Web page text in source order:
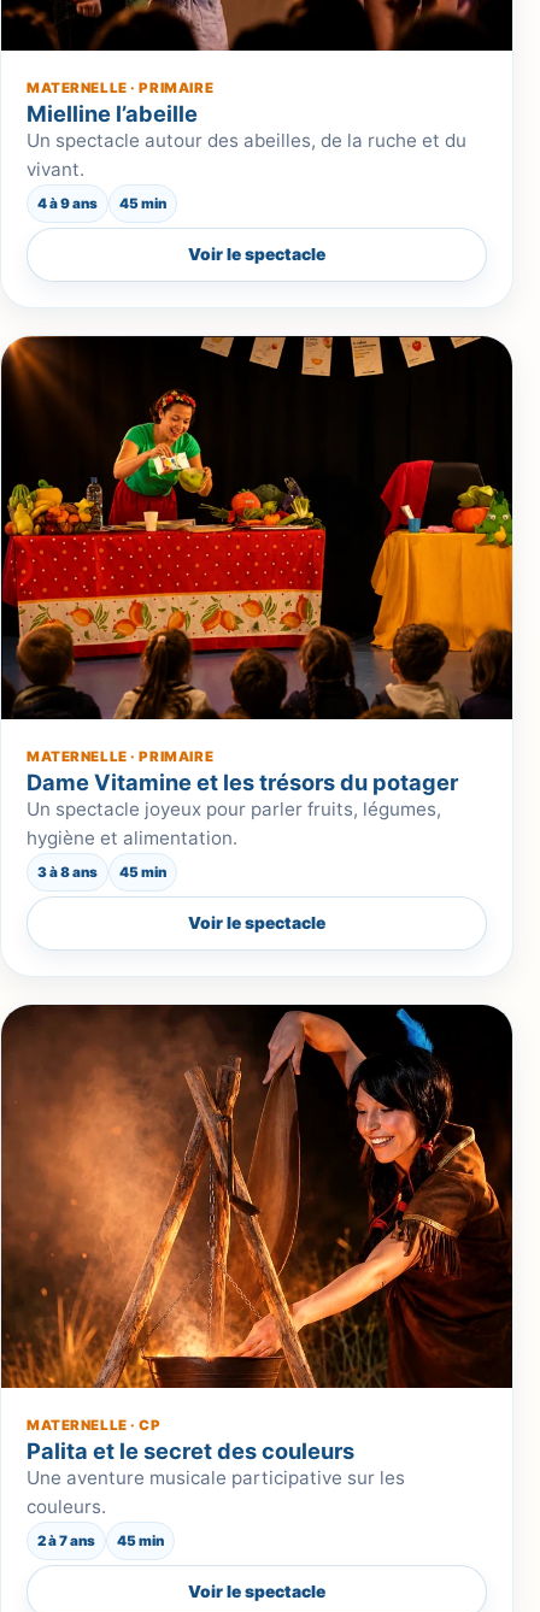
MATERNELLE · PRIMAIRE
Mielline l’abeille
Un spectacle autour des abeilles, de la ruche et du
vivant.
4 à 9 ans 45 min
Voir le spectacle
MATERNELLE · PRIMAIRE
Dame Vitamine et les trésors du potager
Un spectacle joyeux pour parler fruits, légumes,
hygiène et alimentation.
3 à 8 ans 45 min
Voir le spectacle
MATERNELLE · CP
Palita et le secret des couleurs
Une aventure musicale participative sur les
couleurs.
2 à 7 ans 45 min
Voir le spectacle